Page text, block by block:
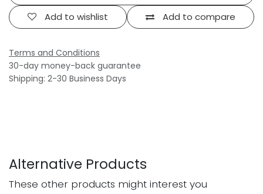
Add to compare
Add to wishlist
Terms and Conditions
30-day money-back guarantee
Shipping: 2-30 Business Days
Alternative Products
These other products might interest you